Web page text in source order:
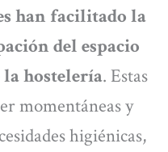
han facilitado la
del espacio
hostelería. Estas
momentáneas y
higiénicas,